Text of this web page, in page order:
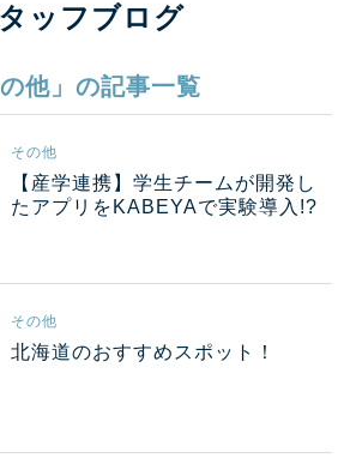
ッフブログ
の他」の記事一覧
その他
【産学連携】学生チームが開発し
たアプリをKABEYAで実験導入!?
その他
北海道のおすすめスポット！